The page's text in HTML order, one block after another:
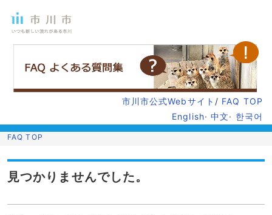
市川市公式Webサイト / FAQ TOP
English·中文· 한국어
FAQ TOP
見つかりませんでした。